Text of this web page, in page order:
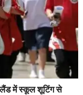
में स्कूल शूटिंग से